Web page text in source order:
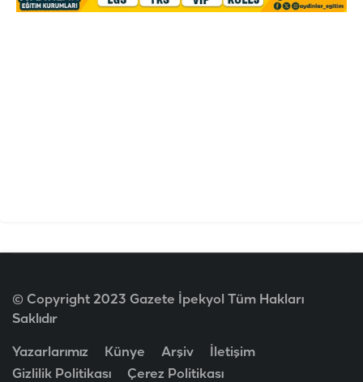
© Copyright 2023 Gazete İpekyol Tüm Hakları
Saklıdır
Yazarlarımız Künye Arşiv
İletişim
Gizlilik Politikası
Çerez Politikası